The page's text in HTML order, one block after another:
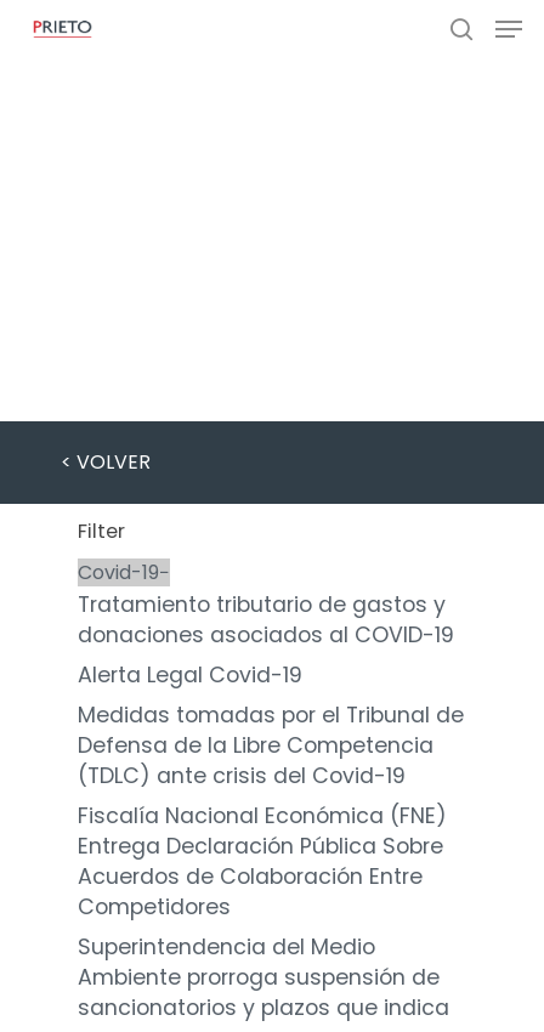
< VOLVER
Filter
Covid-19
Tratamiento tributario de gastos y
donaciones asociados al COVID-19
Alerta Legal Covid-19
Medidas tomadas por el Tribunal de
Defensa de la Libre Competencia
(TDLC) ante crisis del Covid-19
Fiscalía Nacional Económica (FNE)
Entrega Declaración Pública Sobre
Acuerdos de Colaboración Entre
Competidores
Superintendencia del Medio
Ambiente prorroga suspensión de
sancionatorios y plazos que indica